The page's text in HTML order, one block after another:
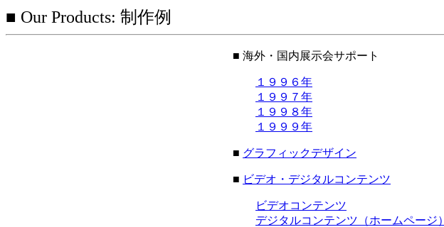
■ Our Products: 制作例
■ 海外・国内展示会サポート
１９９６年
１９９７年
１９９８年
１９９９年
■ グラフィックデザイン
■ ビデオ・デジタルコンテンツ
ビデオコンテンツ
デジタルコンテンツ（ホームページ）